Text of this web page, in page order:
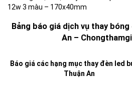
12w 3 màu – 170x40mm
Bảng báo giá dịch vụ thay
An –
Báo giá các hạng mục thay đèn led
Thuận An